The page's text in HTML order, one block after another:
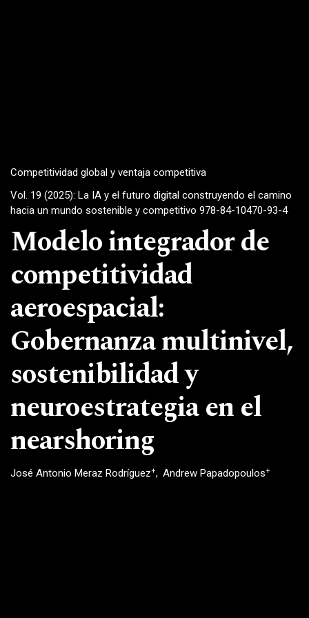
Competitividad global y ventaja competitiva
Vol. 19 (2025): La IA y el futuro digital construyendo el camino
hacia un mundo sostenible y competitivo 978-84-10470-93-4
Modelo integrador de
competitividad
aeroespacial:
Gobernanza multinivel,
sostenibilidad y
neuroestrategia en el
nearshoring
José Antonio Meraz Rodríguez+ Andrew Papadopoulos+